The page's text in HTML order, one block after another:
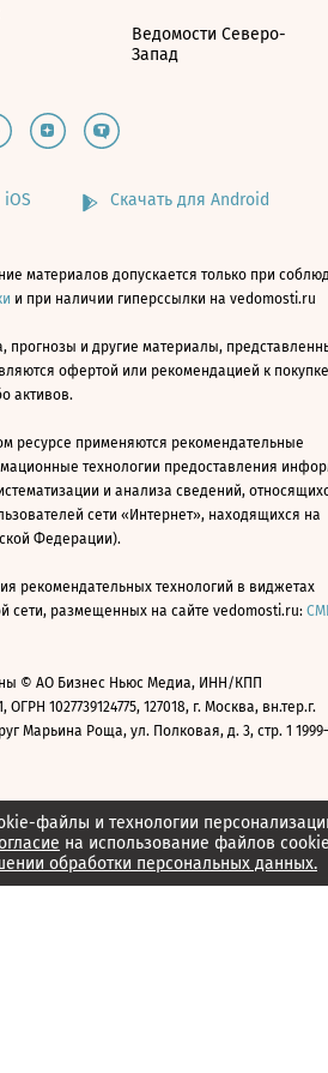
файлы и технологии
на использование файлов
обработки персональных данных.
Ведомости Северо-
Запад
Скачать для Android
материалов допускается только при
и при наличии гиперссылки на vedomosti.ru
прогнозы и другие материалы,
офертой или рекомендацией к
активов.
ресурсе применяются рекомендательные
технологии предоставления
и анализа сведений,
сети «Интернет», находящихся на
Федерации).
рекомендательных технологий в виджетах
сети, размещенных на сайте vedomosti.ru:
© АО Бизнес Ньюс Медиа, ИНН/КПП
ОГРН 1027739124775, 127018, г. Москва, вн.тер.г.
Марьина Роща, ул. Полковая, д. 3, стр. 1